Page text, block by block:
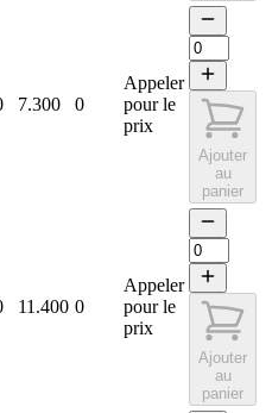
7.300 0
Appeler
pour le
prix
Ajouter
au
panier
11.400 0
Appeler
pour le
prix
Ajouter
au
panier